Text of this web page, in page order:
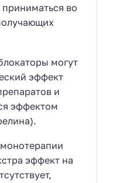
во
могут
эффект
и
эффектом
эффект на